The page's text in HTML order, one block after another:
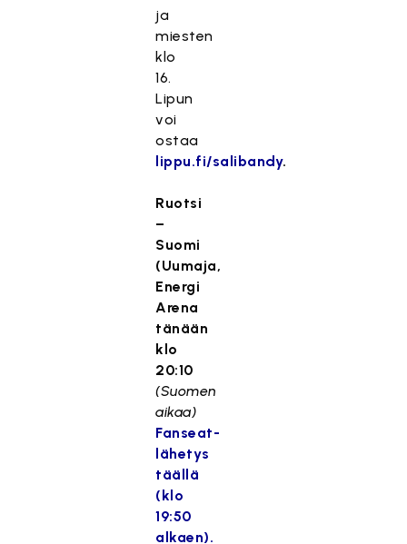
ja
miesten
klo
16.
Lipun
voi
ostaa
lippu.fi/salibandy.
Ruotsi
–
Suomi
(Uumaja,
Energi
Arena
tänään
klo
20:10
(Suomen
aikaa)
Fanseat-
lähetys
täällä
(klo
19:50
alkaen).